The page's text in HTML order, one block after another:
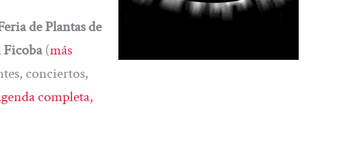
de Plantas de
(más
conciertos,
completa,